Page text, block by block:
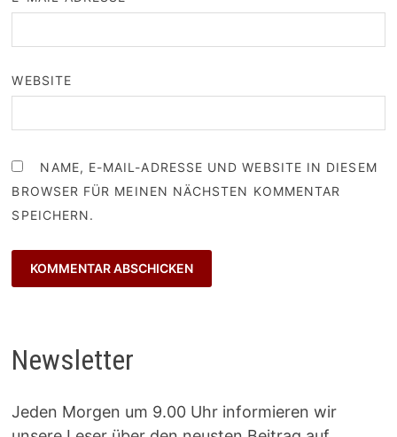
WEBSITE
NAME, E-MAIL-ADRESSE UND WEBSITE IN DIESEM
BROWSER FÜR MEINEN NÄCHSTEN KOMMENTAR
SPEICHERN.
Newsletter
Jeden Morgen um 9.00 Uhr informieren wir